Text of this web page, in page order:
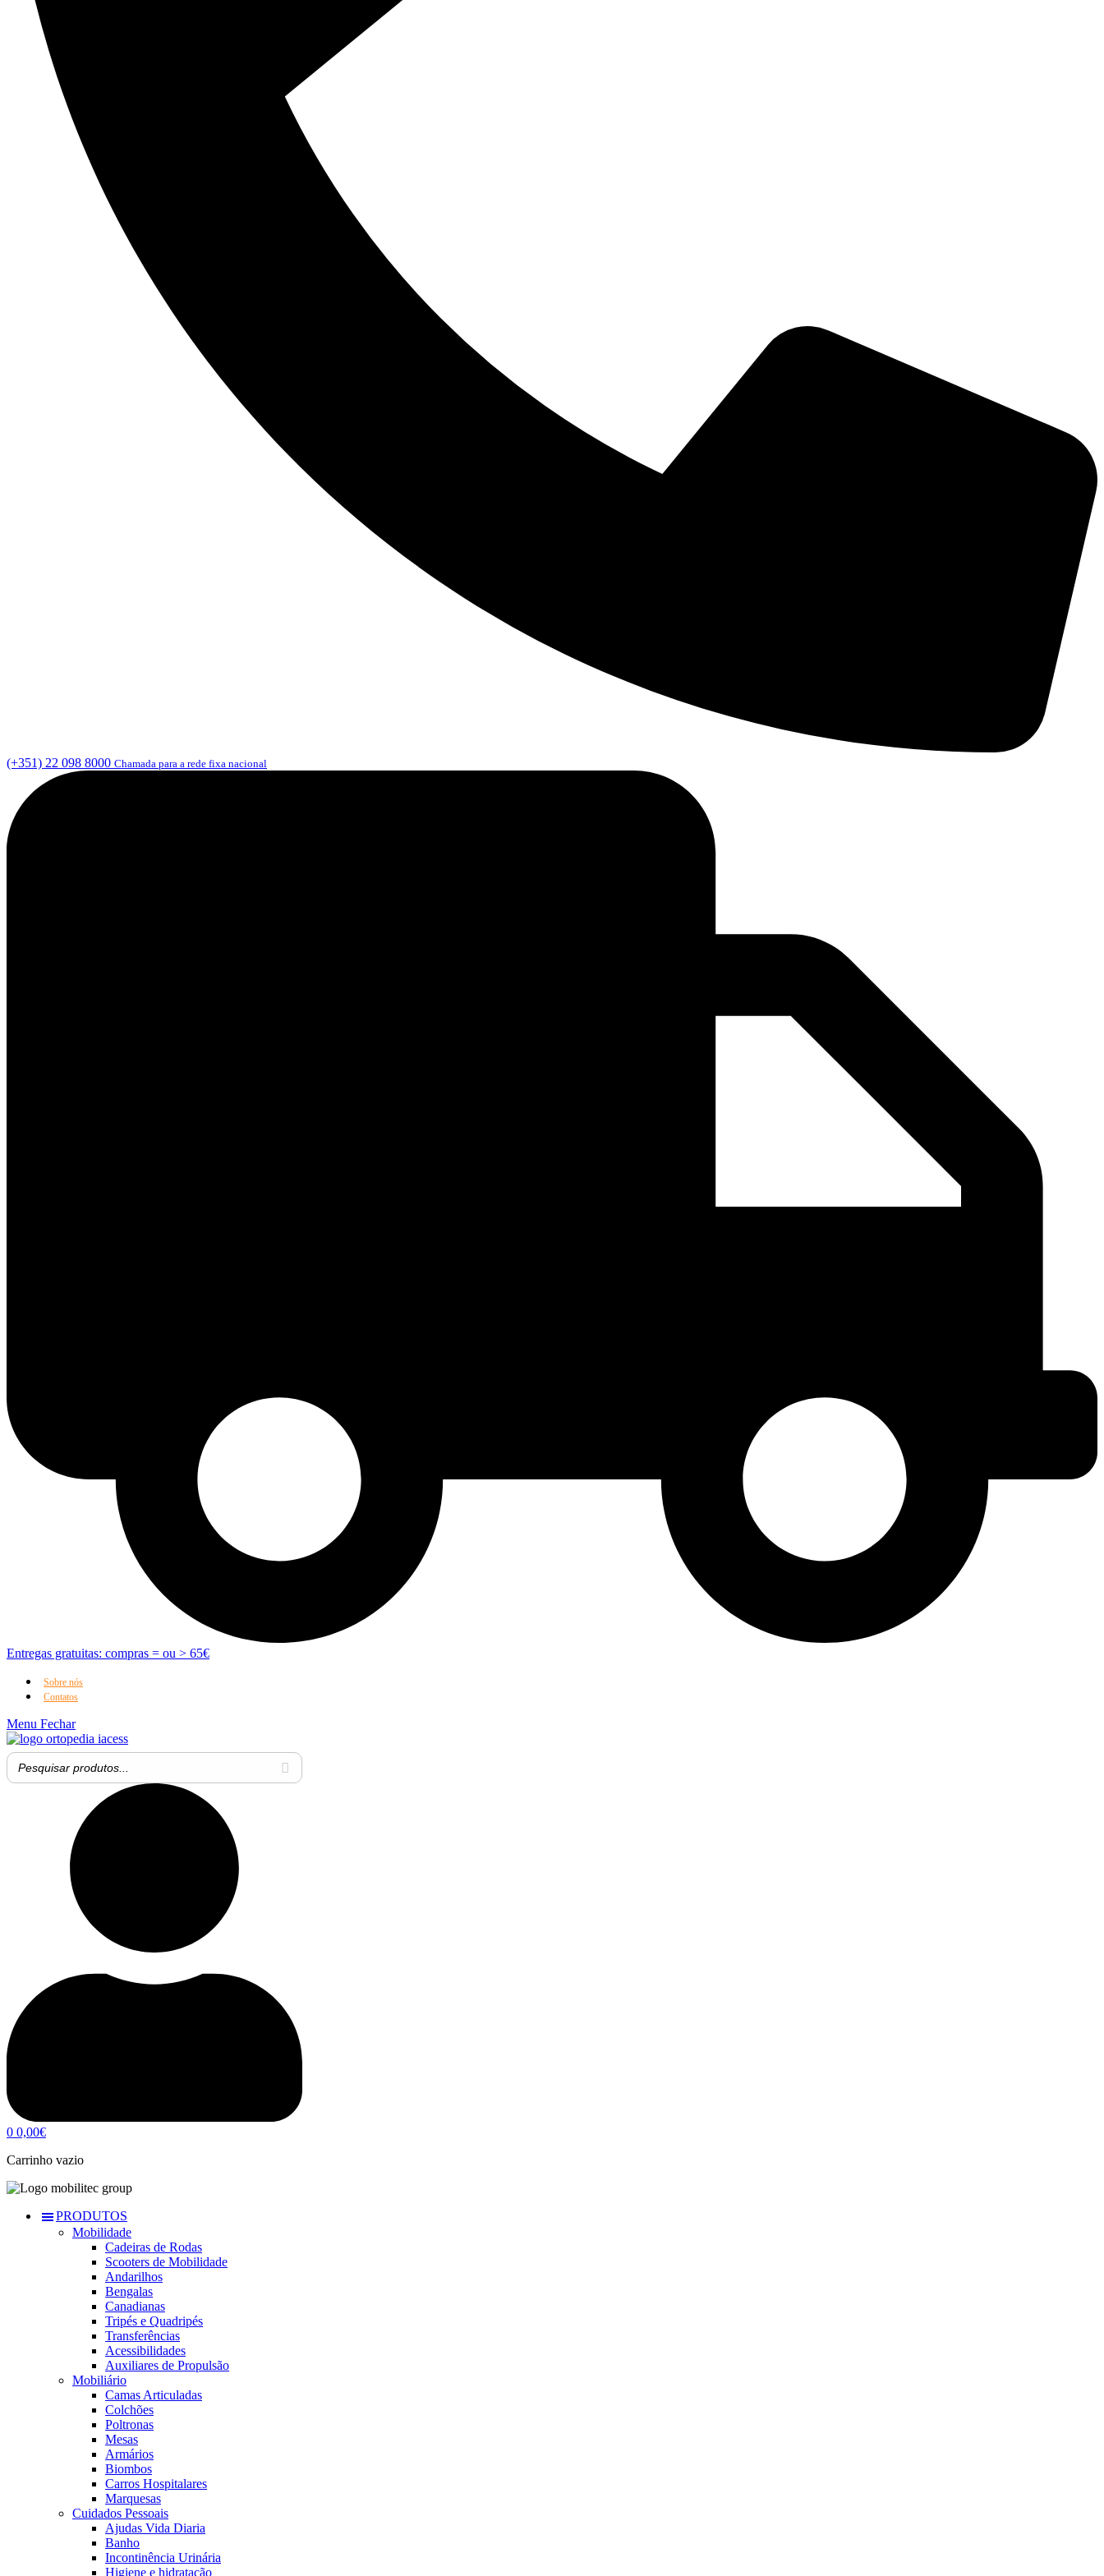
(+351) 22 098 8000 Chamada para a rede fixa nacional
Entregas gratuitas: compras = ou > 65€
Sobre nós
Contatos
Menu Fechar
0 0,00€
Carrinho vazio
PRODUTOS
Mobilidade
Cadeiras de Rodas
Scooters de Mobilidade
Andarilhos
Bengalas
Canadianas
Tripés e Quadripés
Transferências
Acessibilidades
Auxiliares de Propulsão
Mobiliário
Camas Articuladas
Colchões
Poltronas
Mesas
Armários
Biombos
Carros Hospitalares
Marquesas
Cuidados Pessoais
Ajudas Vida Diaria
Banho
Incontinência Urinária
Higiene e hidratação